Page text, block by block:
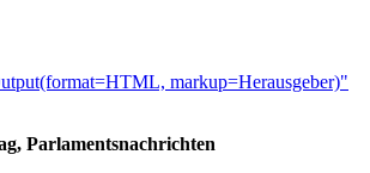
markup=Herausgeber)"
Parlamentsnachrichten